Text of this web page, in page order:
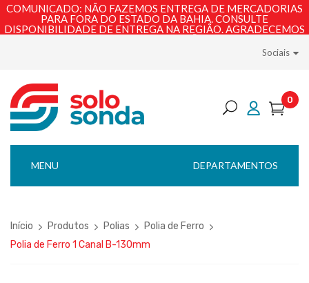
COMUNICADO: NÃO FAZEMOS ENTREGA DE MERCADORIAS
PARA FORA DO ESTADO DA BAHIA. CONSULTE
DISPONIBILIDADE DE ENTREGA NA REGIÃO. AGRADECEMOS
Sociais
0
DEPARTAMENTOS
MENU
Início Produtos Polias
Polia de Ferro
Polia de Ferro 1 Canal B-130mm